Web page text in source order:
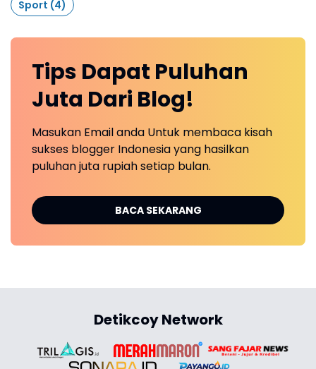
Sport (4)
Tips Dapat Puluhan
Juta Dari Blog!
Masukan Email anda Untuk membaca kisah
sukses blogger Indonesia yang hasilkan
puluhan juta rupiah setiap bulan.
BACA SEKARANG
Detikcoy Network